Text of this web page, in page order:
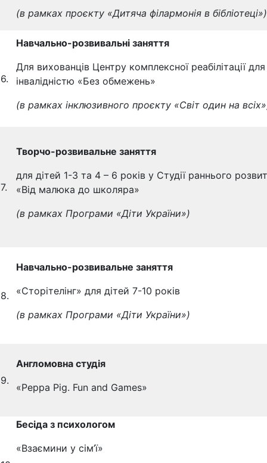
(в рамках проєкту «Дитяча філармонія в бібліотеці»)
6.
Навчально-розвивальні заняття
Для вихованців Центру комплексної реабілітації
інвалідністю «Без обмежень»
(в рамках інклюзивного проєкту «Cвіт один на
7.
Творчо-розвивальне заняття
для дітей 1-3 та 4 – 6 років у Студії раннього
«Від малюка до школяра»
(в рамках Програми «Діти України»)
8.
Навчально-розвивальне заняття
«Сторітелінг» для дітей 7-10 років
(в рамках Програми «Діти України»)
9.
Англомовна студія
«Peppa Pig. Fun and Games»
Бесіда з психологом
«Взаємини у сім’ї»